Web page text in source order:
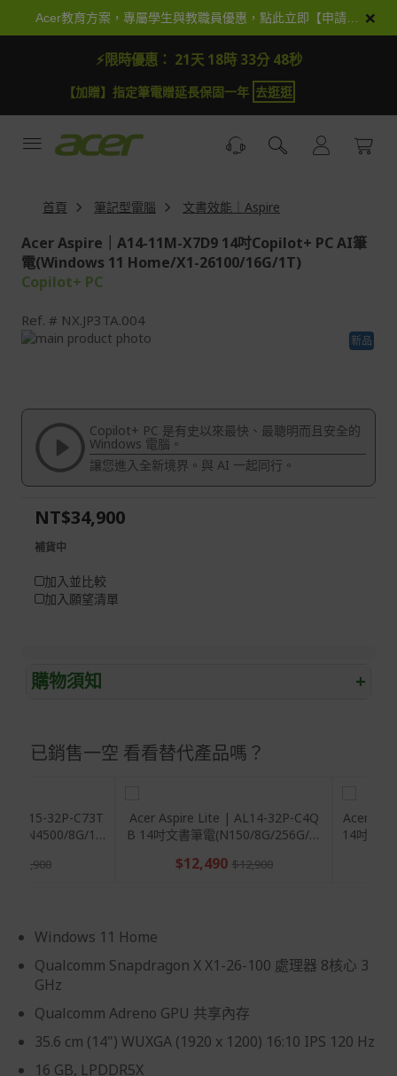
×
⚡限時優惠： 21天 18時 33分 48秒
【加抽】全館Acer商品登錄再抽iPhone 18
首頁 筆記型電腦 文書效能｜Aspire
Acer Aspire｜A14-11M-X7D9 14吋Copilot+ PC AI筆
電(Windows 11 Home/X1-26100/16G/1T)
Copilot+ PC
Ref. NX.JP3TA.004
Skip
of
images
gallery
新品
beginning
the
images
gallery
Copilot+ PC 是有史以來最快、最聰明而且安全的
Windows 電腦。
讓您進入全新境界。與 AI 一起同行。
購物須知 +
本網站消費者享有商品到貨七天鑑賞期之權益(鑑賞期並非
假日)，恕無法辦理。
退回之商品必須是全新狀態且完整包裝(含商品、附件、包
裝、紙箱及所有附隨文件或資料)。
權向消費者收取相應的整新費用。
*遊戲光碟、軟體等影音商品屬智慧財產權之商品。依消費
者保護法第十九條第二項規定，一經拆封後恕不接受退換
貨。
如有相關退換貨服務需求，您可以透過專線或服務信箱聯
繫客服。
已銷售一空 看看替代產品嗎？
Acer Aspire Lite｜AL15-32P-C73T
15.6吋文書輕薄筆電(N4500/8G/12
$11,900
Acer Aspire Lite |
B 14吋文書筆電(N150/
Windows 11 Home
Qualcomm Snapdragon X X1-26-100 處理器 8核心 3
GHz
Qualcomm Adreno GPU 共享內存
35.6 cm (14") WUXGA (1920 x 1200) 16:10 IPS 120 Hz
16 GB, LPDDR5X
NT$34,900
補貨中
加入並比較
加入願望清單